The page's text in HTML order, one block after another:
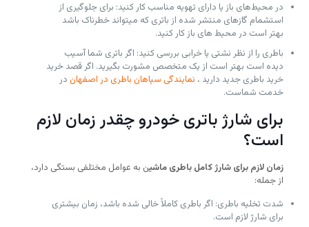
در محیط‌های باز یا دارای تهویه مناسب کار کنید: برای جلوگیری از
استشمام گازهای منتشر شده از باتری که میتواند خطرناک باشد
بهتر است در محیط های باز کار کنید.
باطری را از نظر نشتی یا خرابی بررسی کنید: اگر باتری شما آسیب
دیده است بهتر است از یک متخصص مشورت بگیرید. اگر قصد خرید
خرید باطری جدید دارید ، نمایندگی سپاهان باطری در اصفهان در
خدمت شماست.
برای شارژ باتری خودرو چقدر زمان لازم
است؟
زمان لازم برای شارژ کامل باطری ماشین به عوامل مختلفی بستگی دارد،
از جمله:
شدت تخلیه باطری: اگر باطری کاملاً خالی شده باشد، زمان بیشتری
برای شارژ لازم است.